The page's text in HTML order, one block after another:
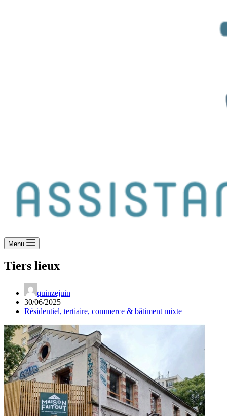
Menu
Tiers lieux
quinzejuin
30/06/2025
Résidentiel, tertiaire, commerce & bâtiment mixte